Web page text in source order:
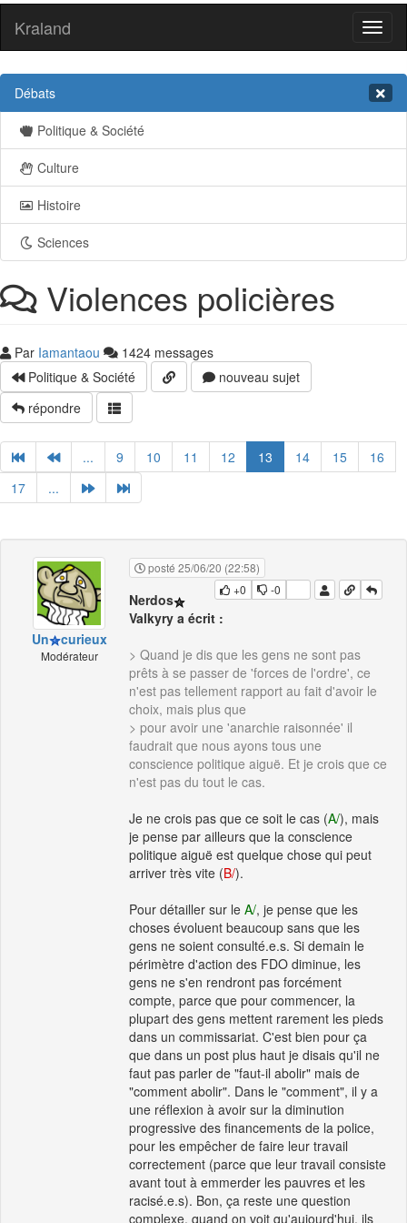
Kraland
Débats
Politique & Société
Culture
Histoire
Sciences
Violences policières
Par Iamantaou
1424 messages
Politique & Société
nouveau sujet
répondre
... 9 10 11 12 13 14 15
16
17
...
Un curieux
Modérateur
posté 25/06/20 (22:58)
+0
-0
Nerdos
Valkyry a écrit :
> Quand je dis que les gens ne sont pas
prêts à se passer de 'forces de l'ordre', ce
n'est pas tellement rapport au fait d'avoir le
choix, mais plus que
> pour avoir une 'anarchie raisonnée' il
faudrait que nous ayons tous une
conscience politique aiguë. Et je crois que ce
n'est pas du tout le cas.
Je ne crois pas que ce soit le cas (A/), mais
je pense par ailleurs que la conscience
politique aiguë est quelque chose qui peut
arriver très vite (B/).
Pour détailler sur le A/, je pense que les
choses évoluent beaucoup sans que les
gens ne soient consulté.e.s. Si demain le
périmètre d'action des FDO diminue, les
gens ne s'en rendront pas forcément
compte, parce que pour commencer, la
plupart des gens mettent rarement les pieds
dans un commissariat. C'est bien pour ça
que dans un post plus haut je disais qu'il ne
faut pas parler de "faut-il abolir" mais de
"comment abolir". Dans le "comment", il y a
une réflexion à avoir sur la diminution
progressive des financements de la police,
pour les empêcher de faire leur travail
correctement (parce que leur travail consiste
avant tout à emmerder les pauvres et les
racisé.e.s). Bon, ça reste une question
complexe, quand on voit qu'aujourd'hui, ils